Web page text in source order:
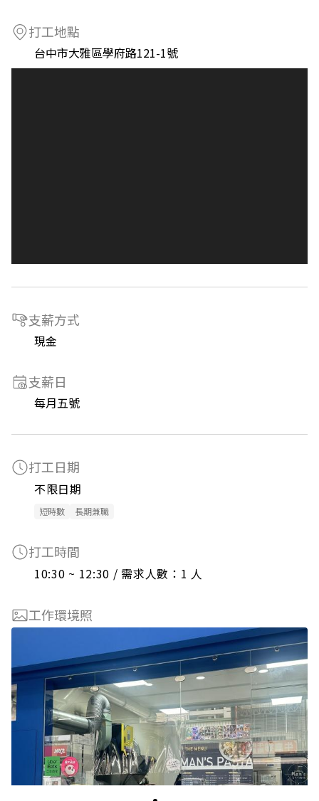
打工地點
台中市大雅區學府路121-1號
支薪方式
現金
支薪日
每月五號
打工日期
不限日期
短時數 長期兼職
打工時間
10:30 ~ 12:30 / 需求人數：1 人
工作環境照